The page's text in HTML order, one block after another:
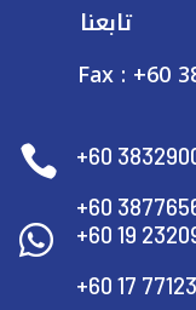
تابعنا
Fax : +60

+60
+60

+60 19
+60 17